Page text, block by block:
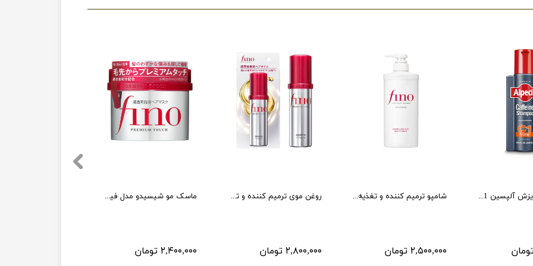
ماسک مو شیسیدو مدل فینو پریمیوم تاچ
۲,۴۰۰,۰۰۰ تومان
روغن موی ترمیم کننده و تقویت کننده فینو پرمیوم تاچ شیسیدو Shiseido FINO Premium Touch Hair Oil
۲,۸۰۰,۰۰۰ تومان
شامپو ترمیم کننده و تغذیه کننده فینو شیسیدو 550 میل
۲,۵۰۰,۰۰۰ تومان
شامپو ضد ریزش آلپسین Caffeine C1